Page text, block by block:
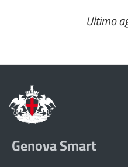
Ultimo
Genova Smart